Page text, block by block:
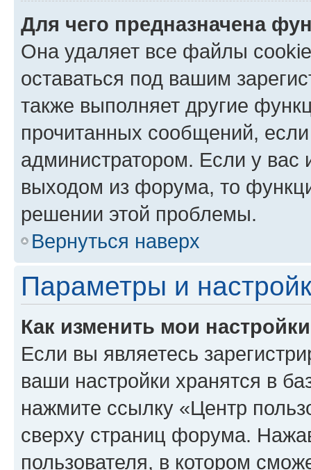
Для чего предназначена
Она удаляет все файлы
оставаться под вашим
также выполняет другие
прочитанных сообщений,
администратором. Если у
выходом из форума, то
решении этой проблемы.
Вернуться наверх
Параметры и
Как изменить мои
Если вы являетесь
ваши настройки хранятся в
нажмите ссылку «Центр
сверху страниц форума.
пользователя, в котором